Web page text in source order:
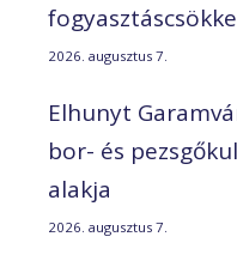
2026. augusztus 7.
Elhunyt
bor- és
alakja
2026. augusztus 7.